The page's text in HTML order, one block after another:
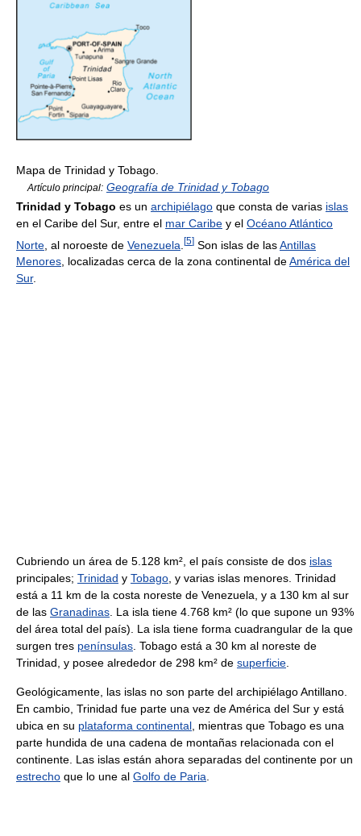
Mapa de Trinidad y Tobago.
Artículo principal: Geografía de Trinidad y Tobago
Trinidad y Tobago es un archipiélago que consta de varias islas
en el Caribe del Sur, entre el mar Caribe y el Océano Atlántico
Norte , al noroeste de Venezuela [5] Son islas de lasAntillas
Menores, localizadas cerca de la zona continental deAmérica del
Sur.
Cubriendo un área de 5.128 km², el país consiste de dos islas
principales; Trinidad y Tobago, y varias islas menores. Trinidad
está a 11 km de la costa noreste de Venezuela, y a 130 km al sur
de las Granadinas. La isla tiene 4.768 km² (lo que supone un 93%
del área total del país). La isla tiene forma cuadrangular de la que
surgen tres penínsulas. Tobago está a 30 km al noreste de
Trinidad, y posee alrededor de 298 km² de superficie.
Geológicamente, las islas no son parte del archipiélago Antillano.
En cambio, Trinidad fue parte una vez de América del Sur y está
ubica en su plataforma continental, mientras que Tobago es una
parte hundida de una cadena de montañas relacionada con el
continente. Las islas están ahora separadas del continente por un
estrecho que lo une al Golfo de Paria.